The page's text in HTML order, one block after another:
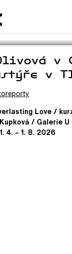
v
v
Love /
/ Galerie
4. – 1. 8. 2026